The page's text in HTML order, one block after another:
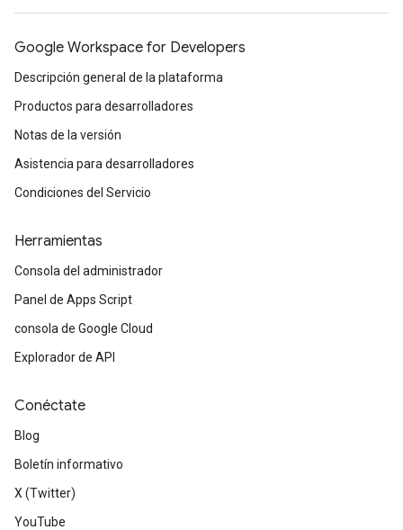
Google Workspace for Developers
Descripción general de la plataforma
Productos para desarrolladores
Notas de la versión
Asistencia para desarrolladores
Condiciones del Servicio
Herramientas
Consola del administrador
Panel de Apps Script
consola de Google Cloud
Explorador de API
Conéctate
Blog
Boletín informativo
X (Twitter)
YouTube